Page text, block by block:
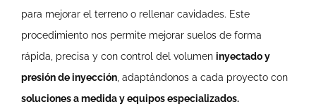
para mejorar el terreno o rellenar cavidades. Este
procedimiento nos permite mejorar suelos de forma
rápida, precisa y con control del volumen inyectado y
presión de inyección , adaptándonos a cada proyecto con
soluciones a medida y equipos especializados.